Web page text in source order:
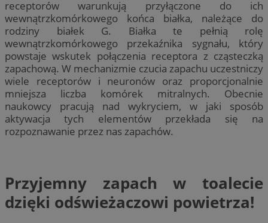
receptorów warunkują przyłączone do ich
wewnątrzkomórkowego końca białka, należące do
rodziny białek G. Białka te pełnią rolę
wewnątrzkomórkowego przekaźnika sygnału, który
powstaje wskutek połączenia receptora z cząsteczką
zapachową. W mechanizmie czucia zapachu uczestniczy
wiele receptorów i neuronów oraz proporcjonalnie
mniejsza liczba komórek mitralnych. Obecnie
naukowcy pracują nad wykryciem, w jaki sposób
aktywacja tych elementów przekłada się na
rozpoznawanie przez nas zapachów.
Przyjemny zapach w toalecie
dzięki odświeżaczowi powietrza!